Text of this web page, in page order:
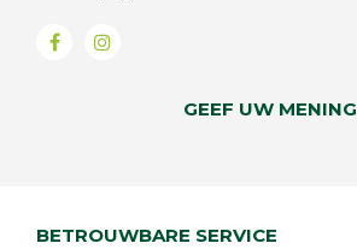
GEEF UW MENING
BETROUWBARE SERVICE